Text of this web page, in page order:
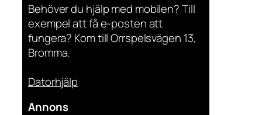
Behöver du hjälp med mobilen? Till
exempel att få e-posten att
fungera? Kom till Orrspelsvägen 13,
Bromma.
Datorhjälp
Annons